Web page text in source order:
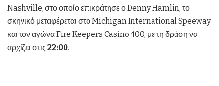
Nashville, στο οποίο επικράτησε ο Denny Hamlin, το
σκηνικό μεταφέρεται στο Michigan International Speeway
και τον αγώνα Fire Keepers Casino 400, με τη δράση να
αρχίζει στις 22:00.